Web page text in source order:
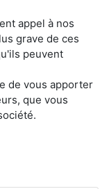
appel à nos
grave de ces
peuvent
de vous apporter
que vous